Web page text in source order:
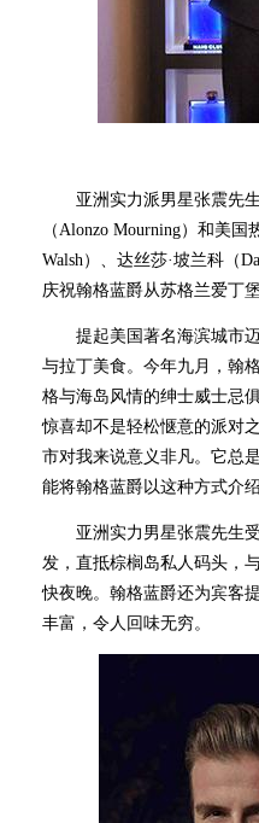
亚洲实力派男星张震先生
（Alonzo Mourning）和美
Walsh）、达丝莎·坡兰科（
庆祝翰格蓝爵从苏格兰爱丁
提起美国著名海滨城市迈
与拉丁美食。今年九月，翰
格与海岛风情的绅士威士忌
惊喜却不是轻松惬意的派对
市对我来说意义非凡。它总
能将翰格蓝爵以这种方式介
亚洲实力男星张震先生受
发，直抵棕榈岛私人码头，
快夜晚。翰格蓝爵还为宾客
丰富，令人回味无穷。